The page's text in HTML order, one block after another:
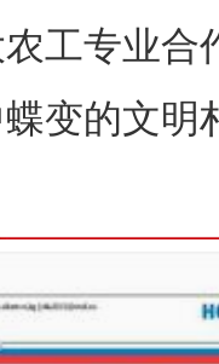
工专业合
变的文明